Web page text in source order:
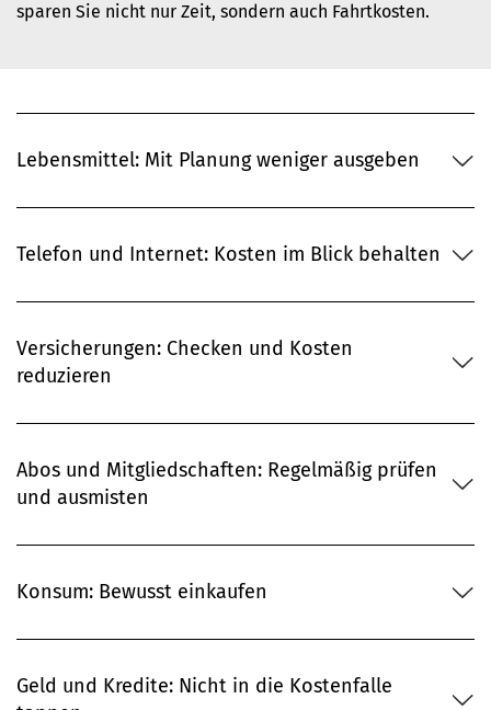
sparen Sie nicht nur Zeit, sondern auch Fahrtkosten.
Lebensmittel: Mit Planung weniger ausgeben
Telefon und Internet: Kosten im Blick behalten
Versicherungen: Checken und Kosten
reduzieren
Abos und Mitgliedschaften: Regelmäßig prüfen
und ausmisten
Konsum: Bewusst einkaufen
Geld und Kredite: Nicht in die Kostenfalle